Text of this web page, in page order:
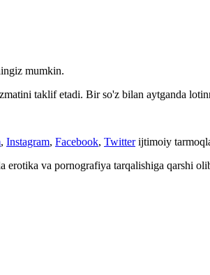
mumkin.
taklif etadi. Bir so'z bilan aytganda
, Instagram, Facebook, Twitter ijtimoiy
erotika va pornografiya tarqalishiga qarshi